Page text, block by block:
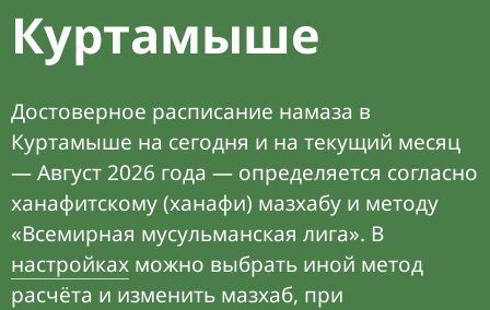
Куртамыше
Достоверное расписание намаза в
Куртамыше на сегодня и на текущий месяц
— Август 2026 года — определяется согласно
ханафитскому (ханафи) мазхабу и методу
«Всемирная мусульманская лига». В
настройках можно выбрать иной метод
расчёта и изменить мазхаб, при